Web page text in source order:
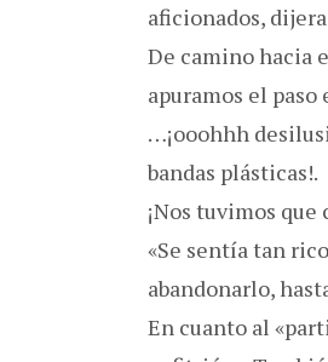
aficionados,
De camino hacia
apuramos el paso
…¡ooohhh
bandas plásticas!.
¡Nos tuvimos
«Se sentía tan
abandonarlo,
En cuanto al